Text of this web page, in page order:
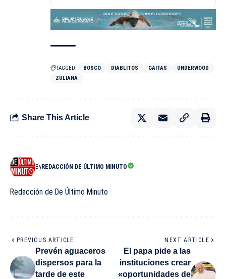
TAGGED: BOSCO DIABLITOS GAITAS
UNDERWOOD
ZULIANA
Share This Article
ByREDACCIÓN DE ÚLTIMO MINUTO
Redacción de De Último Minuto
PREVIOUS ARTICLE
Prevén aguaceros
dispersos para la
tarde de este
NEXT ARTICLE
El papa pide a las
instituciones crear
«oportunidades de